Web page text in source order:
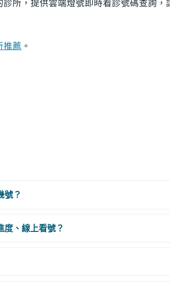
所，提供雲端燈號即時看診號碼查詢，
推薦 。
號？
度、線上看號？